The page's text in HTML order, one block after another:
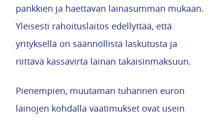
pankkien ja haettavan lainasumman mukaan.
Yleisesti rahoituslaitos edellyttää, että
yrityksellä on säännöllistä laskutusta ja
riittävä kassavirta lainan takaisinmaksuun.
Pienempien, muutaman tuhannen euron
lainojen kohdalla vaatimukset ovat usein